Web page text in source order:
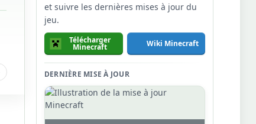
et suivre les dernières mises à jour du
jeu.
Télécharger
Minecraft Wiki Minecraft
DERNIÈRE MISE À JOUR